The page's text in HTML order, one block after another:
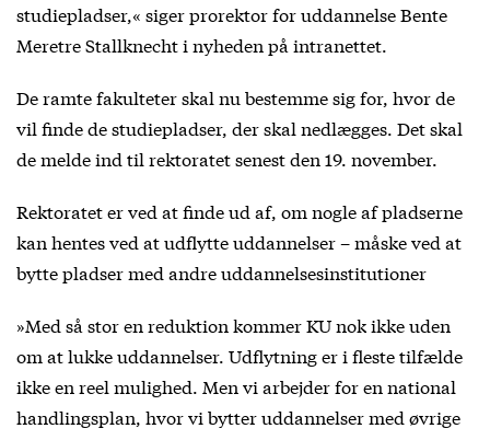
studiepladser,« siger prorektor for uddannelse Bente
Meretre Stallknecht i nyheden på intranettet.
De ramte fakulteter skal nu bestemme sig for, hvor de
vil finde de studiepladser, der skal nedlægges. Det skal
de melde ind til rektoratet senest den 19. november.
Rektoratet er ved at finde ud af, om nogle af pladserne
kan hentes ved at udflytte uddannelser – måske ved at
bytte pladser med andre uddannelsesinstitutioner
»Med så stor en reduktion kommer KU nok ikke uden
om at lukke uddannelser. Udflytning er i fleste tilfælde
ikke en reel mulighed. Men vi arbejder for en national
handlingsplan, hvor vi bytter uddannelser med øvrige